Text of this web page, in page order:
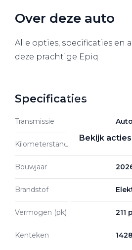
Profiteer van zakelijk
Bekijk acties
Terug
Over deze auto
Alle opties, specificaties en
deze prachtige Epiq
Specificaties
Transmissie
Kilometerstand
Bouwjaar
Brandstof
Vermogen (pk) 211
Kenteken